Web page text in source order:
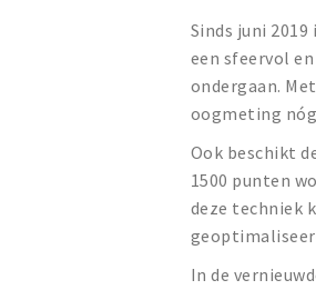
Sinds juni
een sfeervol
ondergaan.
oogmeting
Ook beschikt
1500 punten
deze techniek
In de